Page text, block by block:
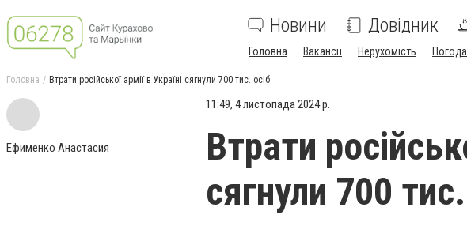
Новини Довідник
Головна Вакансії Нерухомість Погода
Головна Втрати російської армії в Україні сягнули 700 тис. осіб
Ефименко Анастасия
11:49, 4 листопада 2024 р.
Втрати
сягнули 700